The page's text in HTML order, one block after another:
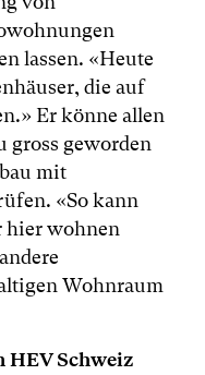
lassen. «Heute
die auf
Er könne allen
gross geworden
mit
«So kann
hier wohnen
Wohnraum
HEV Schweiz